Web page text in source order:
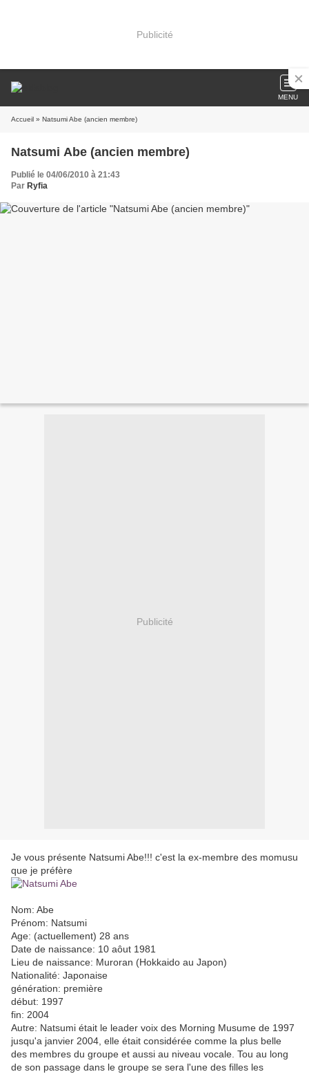
Publicité
MENU
Accueil » Natsumi Abe (ancien membre)
Natsumi Abe (ancien membre)
Publié le 04/06/2010 à 21:43
Par Ryfia
Publicité
Je vous présente Natsumi Abe!!! c'est la ex-membre des momusu
que je préfère
Nom: Abe
Prénom: Natsumi
Age: (actuellement) 28 ans
Date de naissance: 10 aôut 1981
Lieu de naissance: Muroran (Hokkaido au Japon)
Nationalité: Japonaise
génération: première
début: 1997
fin: 2004
Autre: Natsumi était le leader voix des Morning Musume de 1997
jusqu'a janvier 2004, elle était considérée comme la plus belle
des membres du groupe et aussi au niveau vocale. Tou au long
de son passage dans le groupe se sera l'une des filles les